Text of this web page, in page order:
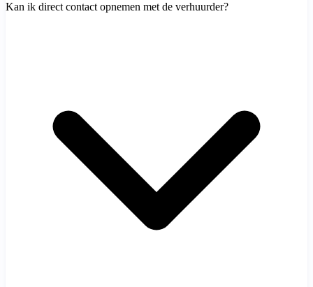
Kan ik direct contact opnemen met de verhuurder?